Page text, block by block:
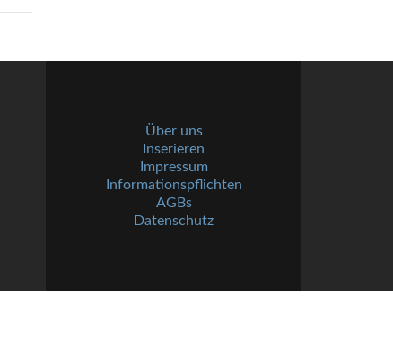
Über uns
Inserieren
Impressum
Informationspflichten
AGBs
Datenschutz